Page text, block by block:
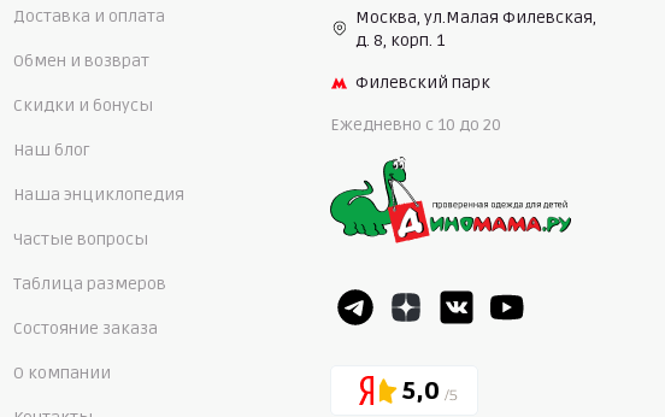
Доставка и оплата
Обмен и возврат
Скидки и бонусы
Наш блог
Наша энциклопедия
Частые вопросы
Таблица размеров
Состояние заказа
О компании
Москва, ул.Малая Филевская,
д. 8, корп. 1
Филевский парк
Ежедневно c 10 до 20
5,0